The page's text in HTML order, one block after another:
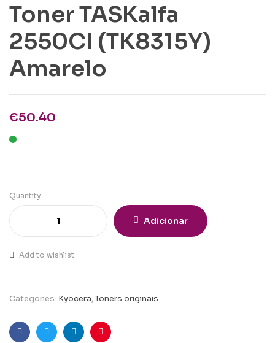
Toner TASKalfa
2550CI (TK8315Y)
Amarelo
€50.40
Quantity
Adicionar
Add to wishlist
Categories: Kyocera,Toners originais